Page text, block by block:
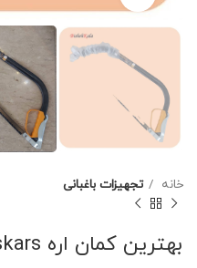
خانه تجهیزات باغبانی
بهترین کمان اره Fiskars فیسکارس 70 کد(2)